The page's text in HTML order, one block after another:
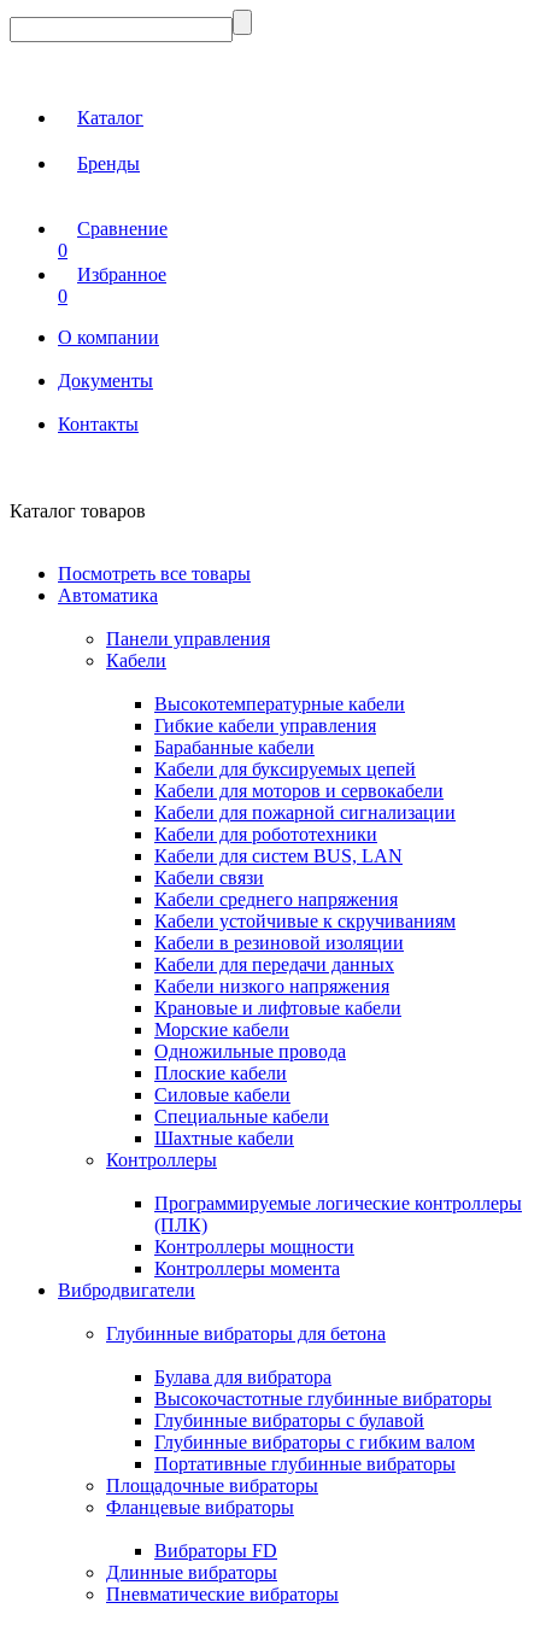
Каталог
Бренды
Сравнение
0
Избранное
0
О компании
Документы
Контакты
Каталог товаров
Посмотреть все товары
Автоматика
Панели управления
Кабели
Высокотемпературные кабели
Гибкие кабели управления
Барабанные кабели
Кабели для буксируемых цепей
Кабели для моторов и сервокабели
Кабели для пожарной сигнализации
Кабели для робототехники
Кабели для систем BUS, LAN
Кабели связи
Кабели среднего напряжения
Кабели устойчивые к скручиваниям
Кабели в резиновой изоляции
Кабели для передачи данных
Кабели низкого напряжения
Крановые и лифтовые кабели
Морские кабели
Одножильные провода
Плоские кабели
Силовые кабели
Специальные кабели
Шахтные кабели
Контроллеры
Программируемые логические контроллеры
(ПЛК)
Контроллеры мощности
Контроллеры момента
Вибродвигатели
Глубинные вибраторы для бетона
Булава для вибратора
Высокочастотные глубинные вибраторы
Глубинные вибраторы с булавой
Глубинные вибраторы с гибким валом
Портативные глубинные вибраторы
Площадочные вибраторы
Фланцевые вибраторы
Вибраторы FD
Длинные вибраторы
Пневматические вибраторы